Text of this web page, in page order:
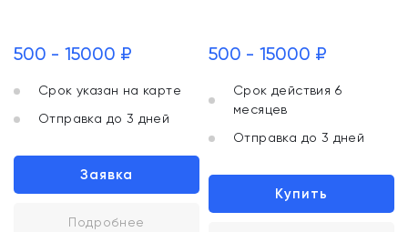
500 - 15000 ₽
Срок указан на карте
Отправка до 3 дней
Заявка
Подробнее
500 - 15000 ₽
Срок действия 6
месяцев
Отправка до 3 дней
Купить